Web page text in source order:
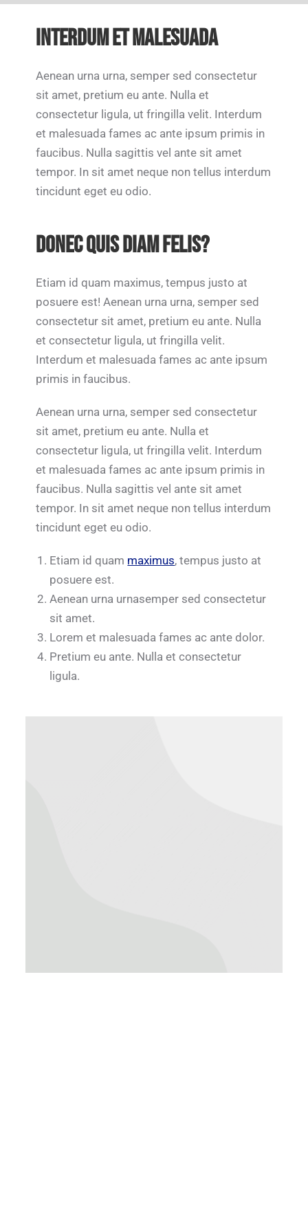
INTERDUM ET MALESUADA
Aenean urna urna, semper sed consectetur
sit amet, pretium eu ante. Nulla et
consectetur ligula, ut fringilla velit. Interdum
et malesuada fames ac ante ipsum primis in
faucibus. Nulla sagittis vel ante sit amet
tempor. In sit amet neque non tellus interdum
tincidunt eget eu odio.
DONEC QUIS DIAM FELIS?
Etiam id quam maximus, tempus justo at
posuere est! Aenean urna urna, semper sed
consectetur sit amet, pretium eu ante. Nulla
et consectetur ligula, ut fringilla velit.
Interdum et malesuada fames ac ante ipsum
primis in faucibus.
Aenean urna urna, semper sed consectetur
sit amet, pretium eu ante. Nulla et
consectetur ligula, ut fringilla velit. Interdum
et malesuada fames ac ante ipsum primis in
faucibus. Nulla sagittis vel ante sit amet
tempor. In sit amet neque non tellus interdum
tincidunt eget eu odio.
Etiam id quam maximus, tempus justo at
posuere est.
Aenean urna urnasemper sed consectetur
sit amet.
Lorem et malesuada fames ac ante dolor.
Pretium eu ante. Nulla et consectetur
ligula.